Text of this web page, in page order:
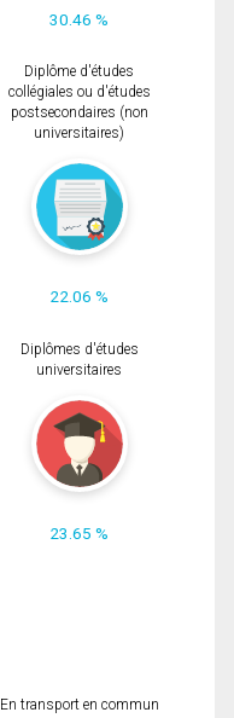
30.46 %
Diplôme d'études
collégiales ou d'études
postsecondaires (non
universitaires)
22.06 %
Diplômes d'études
universitaires
23.65 %
En transport en commun